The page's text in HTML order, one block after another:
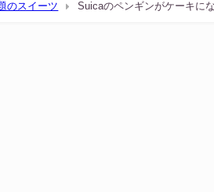
のスイーツ Suicaのペンギンがケーキに